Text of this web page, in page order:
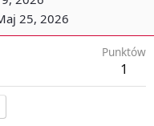
25, 2026
Punktów
1